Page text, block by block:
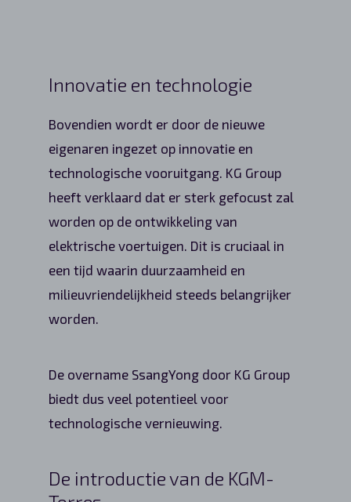
Innovatie en technologie
Bovendien wordt er door de nieuwe
eigenaren ingezet op innovatie en
technologische vooruitgang. KG Group
heeft verklaard dat er sterk gefocust zal
worden op de ontwikkeling van
elektrische voertuigen. Dit is cruciaal in
een tijd waarin duurzaamheid en
milieuvriendelijkheid steeds belangrijker
worden.
De overname SsangYong door KG Group
biedt dus veel potentieel voor
technologische vernieuwing.
De introductie van de KGM-